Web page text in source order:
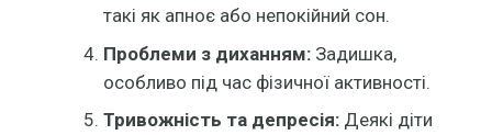
такі як апноє або непокійний сон.
Проблеми з диханням:Задишка,
особливо під час фізичної активності.
Тривожність та депресія:Деякі діти